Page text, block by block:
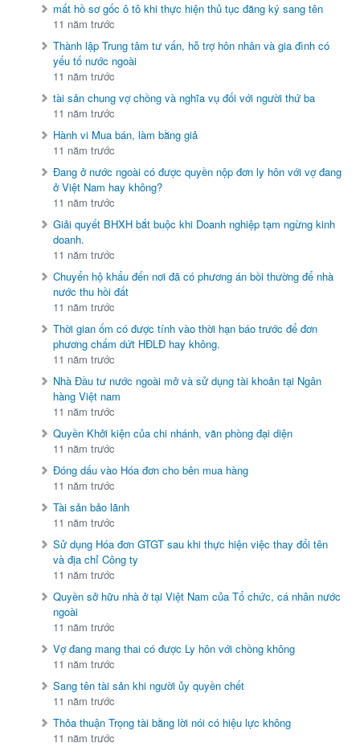
mất hồ sơ gốc ô tô khi thực hiện thủ tục đăng ký sang tên
11 năm trước
Thành lập Trung tâm tư vấn, hỗ trợ hôn nhân và gia đình có
yếu tố nước ngoài
11 năm trước
tài sản chung vợ chồng và nghĩa vụ đối với người thứ ba
11 năm trước
Hành vi Mua bán, làm bằng giả
11 năm trước
Đang ở nước ngoài có được quyền nộp đơn ly hôn với vợ đang
ở Việt Nam hay không?
11 năm trước
Giải quyết BHXH bắt buộc khi Doanh nghiệp tạm ngừng kinh
doanh.
11 năm trước
Chuyển hộ khẩu đến nơi đã có phương án bồi thường để nhà
nước thu hồi đất
11 năm trước
Thời gian ốm có được tính vào thời hạn báo trước để đơn
phương chấm dứt HĐLĐ hay không.
11 năm trước
Nhà Đầu tư nước ngoài mở và sử dụng tài khoản tại Ngân
hàng Việt nam
11 năm trước
Quyền Khởi kiện của chi nhánh, văn phòng đại diện
11 năm trước
Đóng dấu vào Hóa đơn cho bên mua hàng
11 năm trước
Tài sản bảo lãnh
11 năm trước
Sử dụng Hóa đơn GTGT sau khi thực hiện việc thay đổi tên
và địa chỉ Công ty
11 năm trước
Quyền sở hữu nhà ở tại Việt Nam của Tổ chức, cá nhân nước
ngoài
11 năm trước
Vợ đang mang thai có được Ly hôn với chồng không
11 năm trước
Sang tên tài sản khi người ủy quyền chết
11 năm trước
Thỏa thuận Trọng tài bằng lời nói có hiệu lực không
11 năm trước